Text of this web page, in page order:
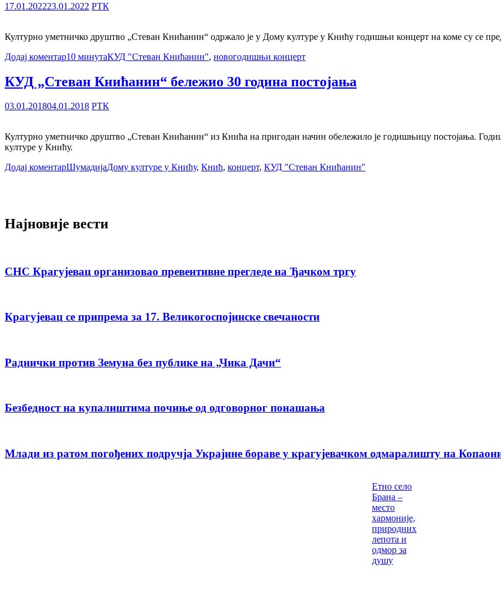
17.01.202223.01.2022 РТК
Културно уметничко друштво „Стеван Книћанин“ одржало је у Дому културе у Книћу годишњи концерт на коме су се
Додај коментар10 минутаКУД "Стеван Книћанин", новогодишњи концерт
КУД „Стеван Книћанин“ бележио 30 година постојања
03.01.201804.01.2018 РТК
Културно уметничко друштво „Стеван Книћанин“ из Кнића на пригодан начин обележило је годишњицу постојања.
културе у Книћу.
Додај коментарШумадијаДому културе у Книћу, Кнић, концерт, КУД "Стеван Книћанин"
Најновије вести
СНС Крагујевац организовао превентивне прегледе на Ђачком тргу
Крагујевац се припрема за 17. Великогоспојинске свечаности
Раднички против Земуна без публике на „Чика Дачи“
Безбедност на купалиштима почиње од одговорног понашања
Млади из ратом погођених подручја Украјине бораве у крагујевачком одмаралишту на
Етно село
Брана –
место
хармоније,
природних
лепота и
одмор за
душу